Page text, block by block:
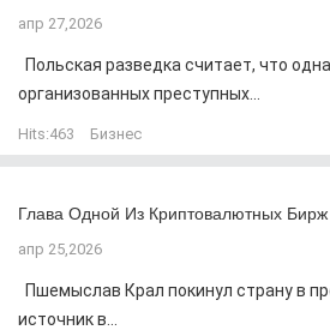
апр 27,2026
Польская разведка считает, что
организованных преступных...
Hits:463 Бизнес
Глава Одной Из Криптовалютных
апр 25,2026
Пшемыслав Крал покинул страну в
источник в...